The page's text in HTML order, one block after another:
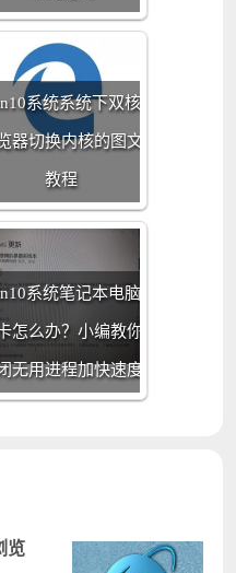
系统系统下双核
器切换内核的图文
教程
系统笔记本电脑
怎么办？小编教你
无用进程加快速度
览